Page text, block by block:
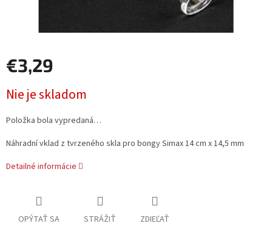
€3,29
cena:
Nie je skladom
Položka bola vypredaná…
Náhradní vklad z tvrzeného skla pro bongy Simax 14 cm x 14,5 mm
Detailné informácie
OPÝTAŤ SA STRÁŽIŤ ZDIEĽAŤ